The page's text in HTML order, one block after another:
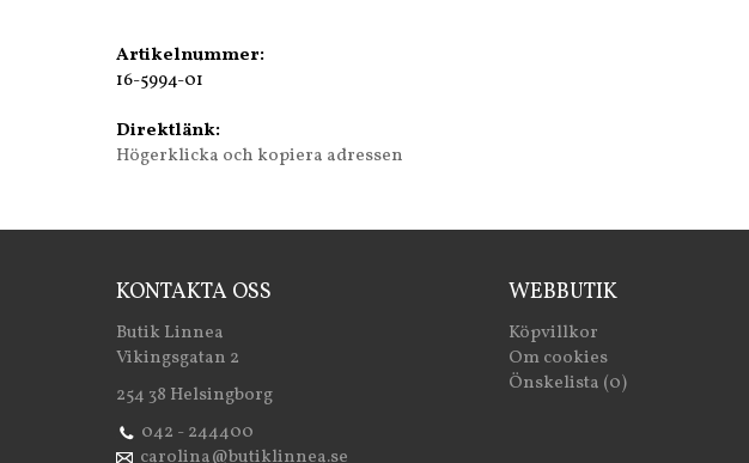
Artikelnummer:
16-5994-01
Direktlänk:
Högerklicka och kopiera adressen
KONTAKTA OSS
Butik Linnea
Vikingsgatan 2
254 38 Helsingborg
042 - 244400
carolina@butiklinnea.se
WEBBUTIK
Köpvillkor
Om cookies
Önskelista (0)